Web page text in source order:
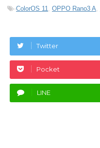
-ColorOS 11 OPPO Rano3 A
Twitter
Pocket
LINE